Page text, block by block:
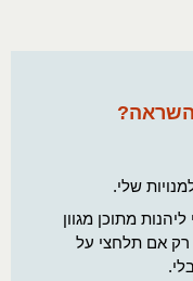
שלי.
מתוכן מגוון
רק אם תלחצי על